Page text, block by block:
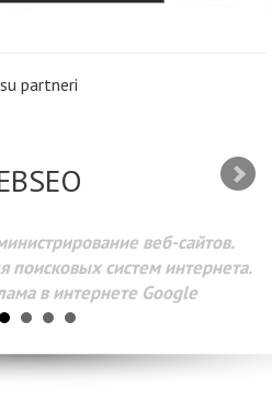
partneri
веб-сайтов.
поисковых систем интернета.
в интернете Google